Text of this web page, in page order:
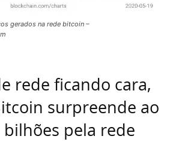
gerados na rede bitcoin –
rede ficando cara,
surpreende ao
bilhões pela rede